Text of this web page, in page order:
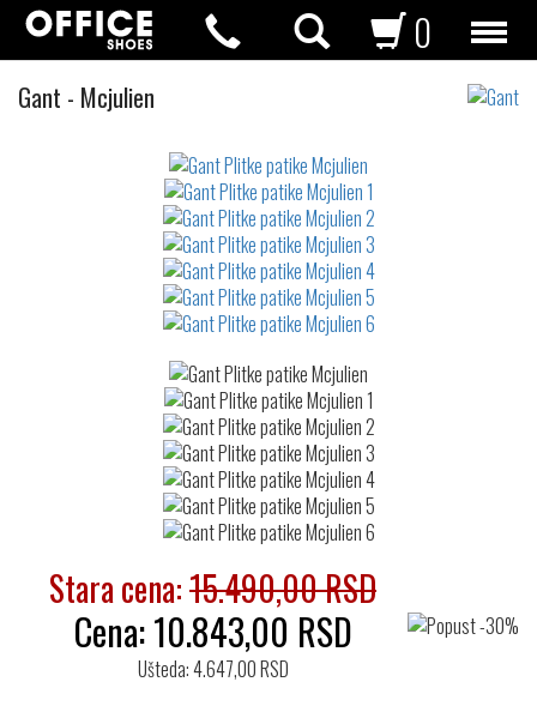
0
Gant Plitke
patike
- Mcjulien
Stara cena:15.490,00 RSD
Cena:10.843,00 RSD
Ušteda: 4.647,00 RSD